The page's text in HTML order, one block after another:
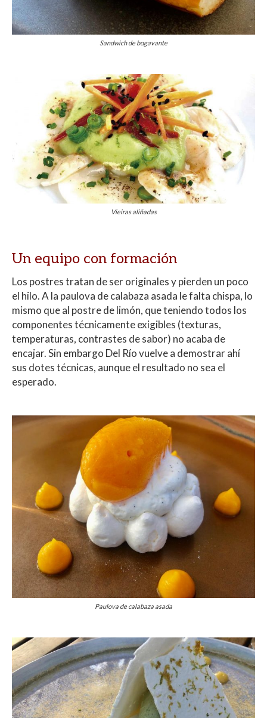
Sandwich de bogavante
Vieiras aliñadas
Un equipo con formación
Los postres tratan de ser originales y pierden un poco
el hilo. A la paulova de calabaza asada le falta chispa, lo
mismo que al postre de limón, que teniendo todos los
componentes técnicamente exigibles (texturas,
temperaturas, contrastes de sabor) no acaba de
encajar. Sin embargo Del Río vuelve a demostrar ahí
sus dotes técnicas, aunque el resultado no sea el
esperado.
Paulova de calabaza asada